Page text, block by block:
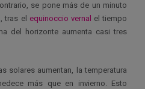
se pone más de un minuto
tras el equinoccio vernal el tiempo
del horizonte aumenta casi tres
solares aumentan, la temperatura
más que en invierno. Esto